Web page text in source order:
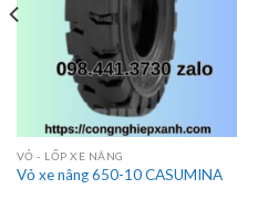
VỎ - LỐP XE NÂNG
Vỏ xe nâng 650-10 CASUMINA